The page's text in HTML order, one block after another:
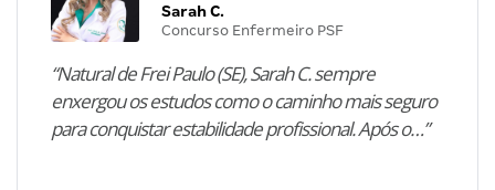
Sarah C.
Concurso Enfermeiro PSF
“Natural de Frei Paulo (SE), Sarah C. sempre
enxergou os estudos como o caminho mais seguro
para conquistar estabilidade profissional. Após o…”